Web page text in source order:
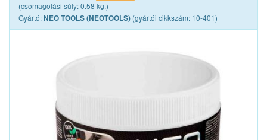
(csomagolási súly: 0.58 kg.)
Gyártó:NEO TOOLS (NEOTOOLS) (gyártói cikkszám: 10-401)